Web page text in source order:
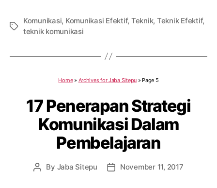
Tags
Komunikasi, Komunikasi Efektif, Teknik, Teknik Efektif,
teknik komunikasi
Home» Archives for Jaba Sitepu » Page 5
17 Penerapan Strategi
Komunikasi Dalam
Pembelajaran
Post
By Jaba Sitepu
PostNovember 11, 2017